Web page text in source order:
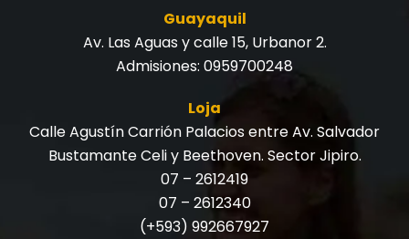
Guayaquil
Av. Las Aguas y calle 15, Urbanor 2.
Admisiones: 0959700248
Loja
Calle Agustín Carrión Palacios entre Av. Salvador
Bustamante Celi y Beethoven. Sector Jipiro.
07 – 2612419
07 – 2612340
(+593) 992667927